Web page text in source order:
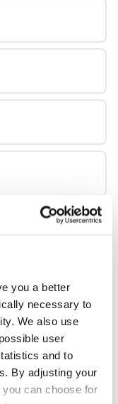
you a better
necessary to
We also use
user
and to
By adjusting your
can choose for